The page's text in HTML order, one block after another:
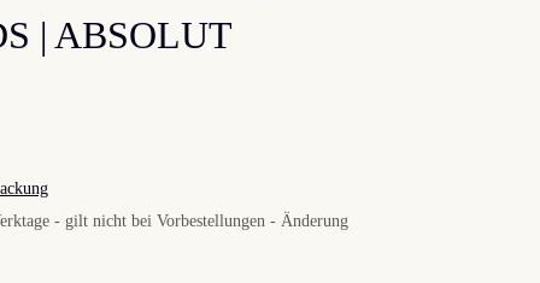
| ABSOLUT
- gilt nicht bei Vorbestellungen - Änderung